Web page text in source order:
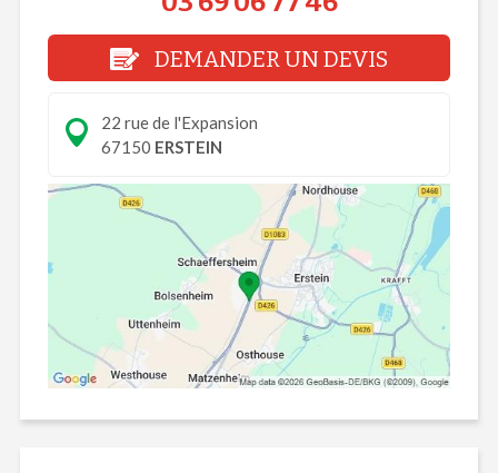
DEMANDER UN DEVIS
22 rue de l'Expansion
67150 ERSTEIN